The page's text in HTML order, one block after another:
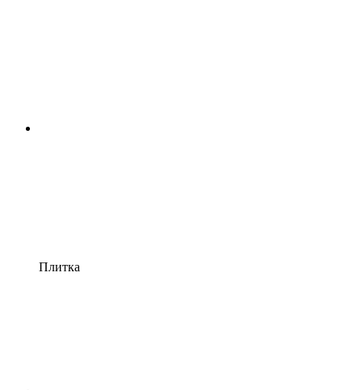
Плитка